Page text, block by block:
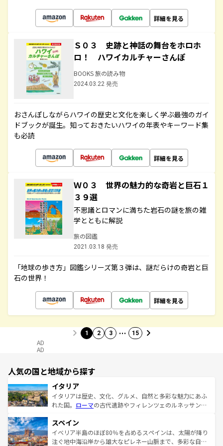
詳細を見る
Ｓ０３ 史跡と神話の舞台をホロホ
ロ！ ハワイカルチャーさんぽ
BOOKS 旅の読み物
2024.03.22 発売
おさんぽしながらハワイの歴史と文化を楽しく学ぶ最強のガイ
ドブックが誕生。知っておきたいハワイの年表やキーワード集
も必読
詳細を見る
Ｗ０３ 世界の魅力的な奇岩と巨石１
３９選
不思議とロマンに満ちた岩石の謎を旅の雑
学とともに解説
旅の図鑑
2021.03.18 発売
「地球の歩き方」図鑑シリーズ第３弾は、謎だらけの奇岩と巨
石の世界！
詳細を見る
1 2 3 … 15
AD
AD
人気の国と地域から探す
イタリア
イタリアは歴史、文化、グルメ、自然と多彩な魅力にあふ
れた国。 ローマの古代遺跡やフィレンツェのルネッサンス
ろん、トスカーナの美しい田園風景やアマルフィ海岸の絶
景など、自然景観も見逃せない。観光の合間には、本場の
ピザやパスタなど、絶品のイタリア料理を堪能することも
スペイン
イベリア半島のほぼ80％を占めるスペインは、太陽が降り
注ぐ地中海沿岸から雄大なピレネー山脈まで、多彩な自然